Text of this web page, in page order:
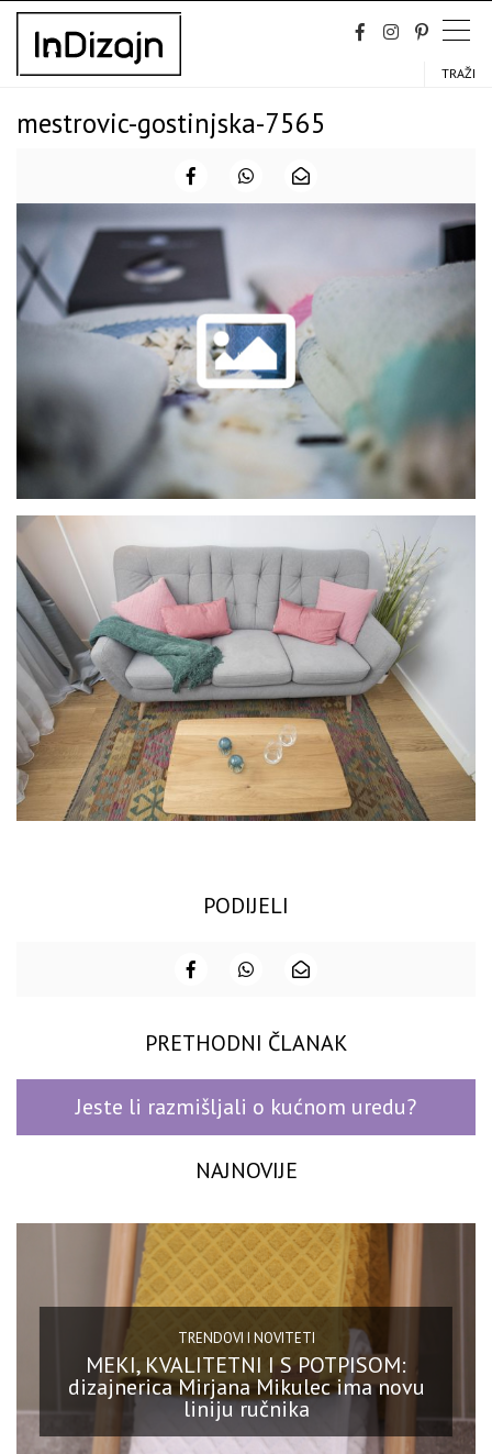
Skip
content
TRAŽI
mestrovic-gostinjska-7565
PODIJELI
PRETHODNI ČLANAK
Jeste li razmišljali o kućnom uredu?
NAJNOVIJE
TRENDOVI I NOVITETI
MEKI, KVALITETNI I S POTPISOM:
dizajnerica Mirjana Mikulec ima novu
liniju ručnika